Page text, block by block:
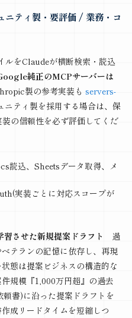
ティ製・要評価 / 業務・コ
ルをClaudeが横断検索・読込
純正のMCPサーバーは
製の参考実装も servers-
ティ製を採用する場合は、保
の信頼性を必ず評価してくだ
読込、Sheetsデータ取得、メ
実装ごとに対応スコープが
させた新規提案ドラフト
過
テランの記憶に依存し、再現
態は提案ビジネスの構造的な
規模『1,000万円超』の過去
書)に沿った提案ドラフトを
成リードタイムを短縮しつ